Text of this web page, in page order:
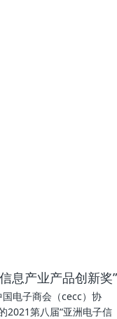
息产业产品创新奖”
电子商会（cecc）协
2021第八届“亚洲电子信